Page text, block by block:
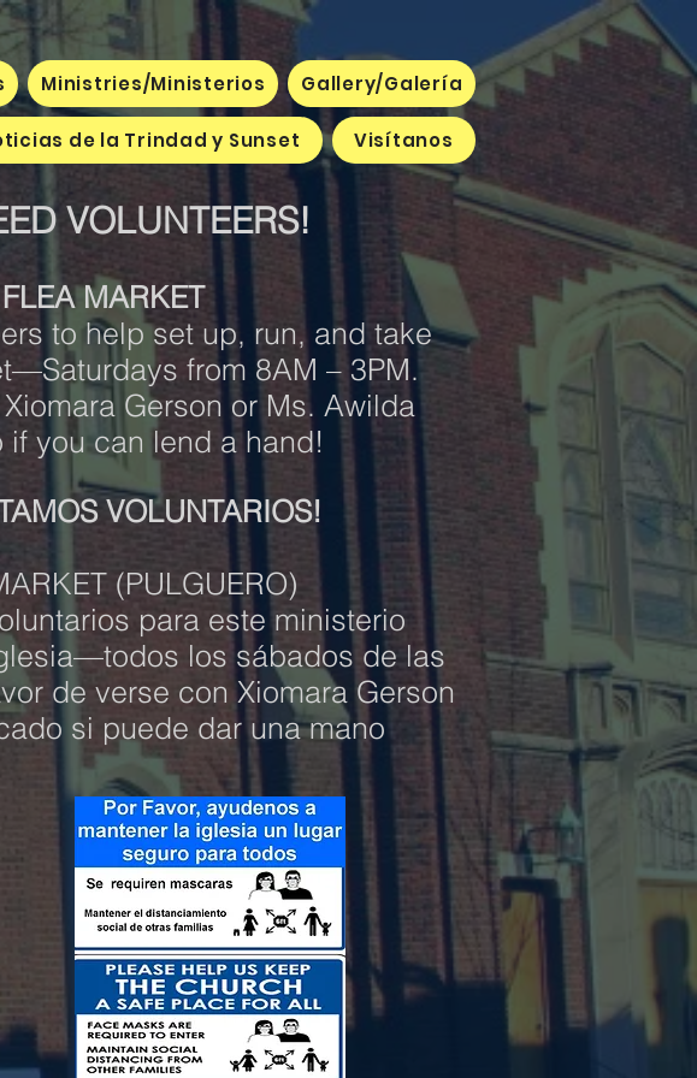
Ministries/Ministerios Gallery/Galería
de la Trindad y Sunset Visítanos
VOLUNTEERS!
FLEA MARKET
to help set up, run, and take
from 8AM – 3PM.
Gerson or Ms. Awilda
if you can lend a hand!
VOLUNTARIOS!
(PULGUERO)
para este ministerio
los sábados de las
de verse con Xiomara Gerson
si puede dar una mano